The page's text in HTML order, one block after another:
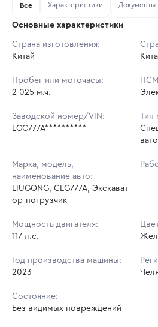
Тип аукциона:
Шаг торгов: 47 650
Кол-во ставок:
Ставок не
в аукционах
Все Характеристики Документы
Основные характеристики
Страна изготовления:
Китай
Пробег или моточасы:
2 025 м.ч.
Заводской номер/VIN:
LGC777A**********
Марка, модель,
наименование авто:
LIUGONG, CLG777A, Экскават
ор-погрузчик
-
Мощность двигателя:
117 л.с.
Год производства машины:
2023
Состояние:
Без видимых повреждений